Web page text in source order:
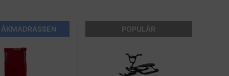
POPULÄR